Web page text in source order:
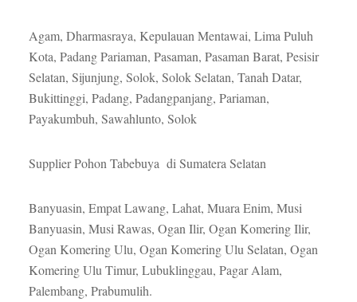
Agam, Dharmasraya, Kepulauan Mentawai, Lima Puluh
Kota, Padang Pariaman, Pasaman, Pasaman Barat, Pesisir
Selatan, Sijunjung, Solok, Solok Selatan, Tanah Datar,
Bukittinggi, Padang, Padangpanjang, Pariaman,
Payakumbuh, Sawahlunto, Solok
Supplier Pohon Tabebuya di Sumatera Selatan
Banyuasin, Empat Lawang, Lahat, Muara Enim, Musi
Banyuasin, Musi Rawas, Ogan Ilir, Ogan Komering Ilir,
Ogan Komering Ulu, Ogan Komering Ulu Selatan, Ogan
Komering Ulu Timur, Lubuklinggau, Pagar Alam,
Palembang, Prabumulih.